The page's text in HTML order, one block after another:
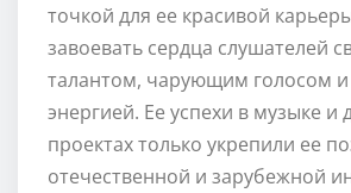
точкой для ее красивой
завоевать сердца слушателей
талантом, чарующим голосом
энергией. Ее успехи в музыке и
проектах только укрепили ее
отечественной и зарубежной